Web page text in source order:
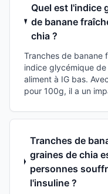
Quel est l'indice
de banane
chia ?
Tranches de banane
indice glycémique
aliment à IG bas.
pour 100g, il a un
Tranches de
graines de chia
personnes
l'insuline ?